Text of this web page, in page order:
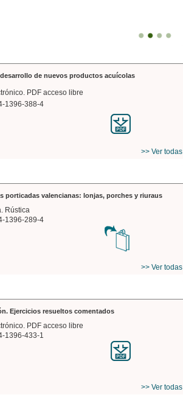
de nuevos productos acuícolas
PDF acceso libre
1396-388-4
>> Ver todas
porticadas valencianas: lonjas, porches y riuraus
Rústica
1396-289-4
>> Ver todas
Ejercicios resueltos comentados
PDF acceso libre
1396-433-1
>> Ver todas